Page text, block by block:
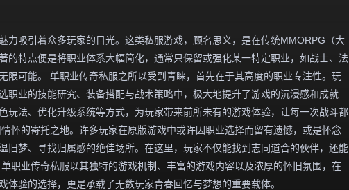
力吸引着众多玩家的目光。这类私服游戏，顾名思义，是在传统MMORPG（大
的特点便是将职业体系大幅简化，通常只保留或强化某一特定职业，如战士、法
限可能。 单职业传奇私服之所以受到青睐，首先在于其高度的职业专注性。玩
职业的技能研究、装备搭配与战术策略中，极大地提升了游戏的沉浸感和成就
玩法、优化升级系统等方式，为玩家带来前所未有的游戏体验，让每一次战斗都
怀的寄托之地。许多玩家在原版游戏中或许因职业选择而留有遗憾，或是怀念
旧梦、寻找归属感的绝佳场所。在这里，玩家不仅能找到志同道合的伙伴，还能
职业传奇私服以其独特的游戏机制、丰富的游戏内容以及浓厚的怀旧氛围，在
验的选择，更是承载了无数玩家青春回忆与梦想的重要载体。